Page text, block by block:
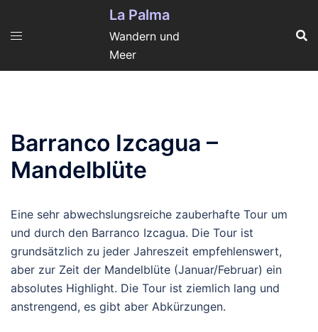
La Palma
Wandern und
Meer
Barranco Izcagua –
Mandelblüte
Eine sehr abwechslungsreiche zauberhafte Tour um
und durch den Barranco Izcagua. Die Tour ist
grundsätzlich zu jeder Jahreszeit empfehlenswert,
aber zur Zeit der Mandelblüte (Januar/Februar) ein
absolutes Highlight. Die Tour ist ziemlich lang und
anstrengend, es gibt aber Abkürzungen.